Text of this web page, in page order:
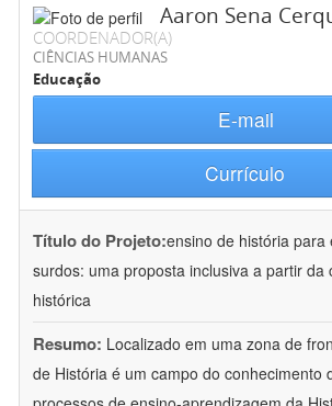
Aaron Sena
COORDENADOR(A)
CIÊNCIAS HUMANAS
Educação
E-mail
Currículo
Título do Projeto:ensino de história para
surdos: uma proposta inclusiva a partir da
histórica
Resumo: Localizado em uma zona de
de História é um campo do conhecimento